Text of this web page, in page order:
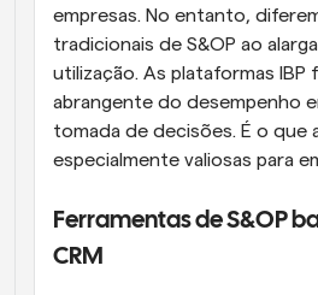
empresas. No entanto,
tradicionais de S&OP ao
utilização. As plataformas IBP
abrangente do desempenho
tomada de decisões. É o que
especialmente valiosas para
Ferramentas de S&OP
CRM